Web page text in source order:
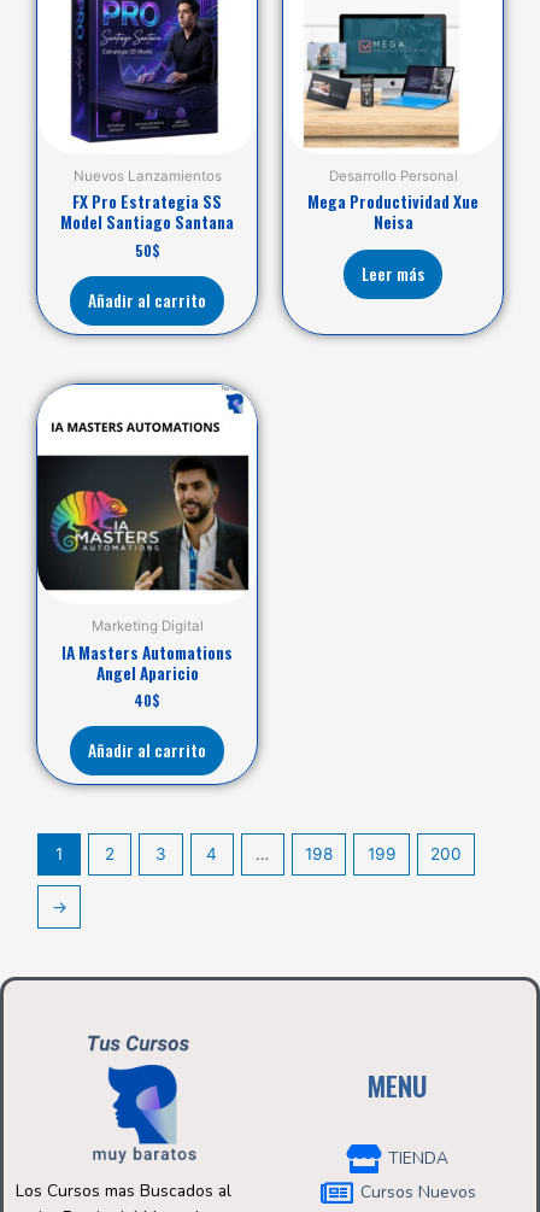
Nuevos Lanzamientos
FX Pro Estrategia SS
Model Santiago Santana
50$
Añadir al carrito
Desarrollo Personal
Mega Productividad Xue
Neisa
Leer más
Marketing Digital
IA Masters Automations
Angel Aparicio
40$
Añadir al carrito
1 2 3 4 … 198 199 200
→
Los Cursos mas Buscados al
MENU
TIENDA
Cursos Nuevos